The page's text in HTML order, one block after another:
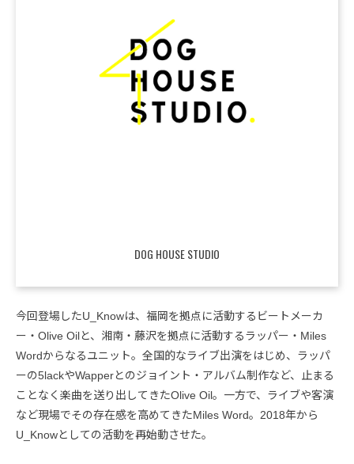
DOG HOUSE STUDIO
今回登場したU_Knowは、福岡を拠点に活動するビートメーカ
ー・Olive Oilと、湘南・藤沢を拠点に活動するラッパー・Miles
Wordからなるユニット。全国的なライブ出演をはじめ、ラッパ
ーの5lackやWapperとのジョイント・アルバム制作など、止まる
ことなく楽曲を送り出してきたOlive Oil。一方で、ライブや客演
など現場でその存在感を⾼めてきたMiles Word。2018年から
U_Knowとしての活動を再始動させた。